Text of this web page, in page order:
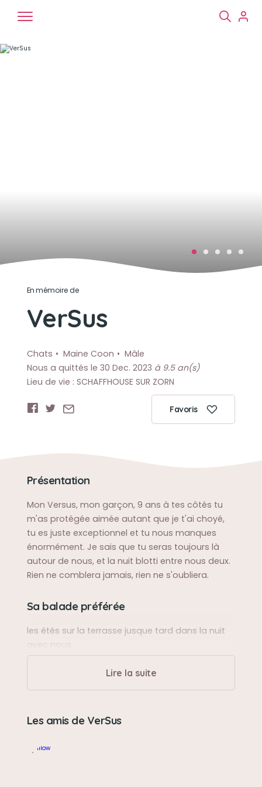
En mémoire de
VerSus
Chats Maine Coon
Mâle
Nous a quittés le 30 Dec. 2023 à 9.5 an(s)
Lieu de vie : SCHAFFHOUSE SUR ZORN
Favoris
Présentation
Mon Versus, mon garçon, 9 ans à tes côtés tu
m'as protégée aimée autant que je t'ai choyé,
tu es juste exceptionnel et tu nous manques
énormément. Je sais que tu seras toujours là
autour de nous, et la nuit blotti entre nous deux.
Rien ne comblera jamais, rien ne s'oubliera.
Sa balade préférée
les étés sur la terrasse jusque tard dans la nuit
Sa bêtise préférée
papier.
Son caractère
Lire la suite
Les amis de VerSus